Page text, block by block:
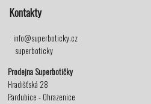
Kontakty
info@superboticky.cz
superboticky
Prodejna Superbotičky
Hradišťská 28
Pardubice - Ohrazenice